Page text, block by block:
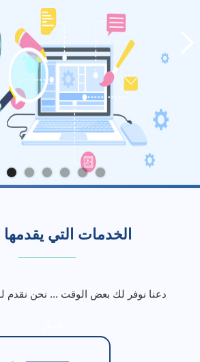
الخدمات التي يقدمها
دعنا نوفر لك بعض الوقت ... نحن نقدم